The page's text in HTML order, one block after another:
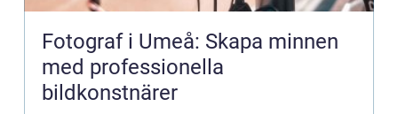
Fotograf i Umeå: Skapa minnen
med professionella
bildkonstnärer